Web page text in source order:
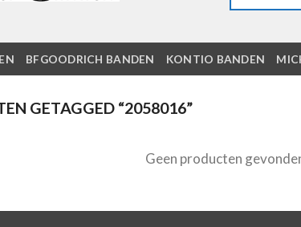
BFGOODRICH BANDEN KONTIO BANDEN
GETAGGED “2058016”
Geen producten